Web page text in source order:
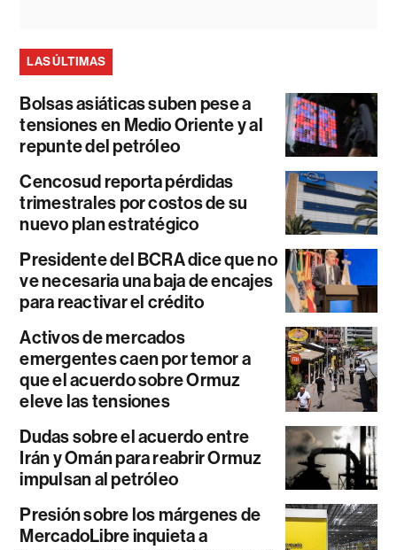
LAS ÚLTIMAS
Bolsas asiáticas suben pese a
tensiones en Medio Oriente y al
repunte del petróleo
Cencosud reporta pérdidas
trimestrales por costos de su
nuevo plan estratégico
Presidente del BCRA dice que no
ve necesaria una baja de encajes
para reactivar el crédito
Activos de mercados
emergentes caen por temor a
que el acuerdo sobre Ormuz
eleve las tensiones
Dudas sobre el acuerdo entre
Irán y Omán para reabrir Ormuz
impulsan al petróleo
Presión sobre los márgenes de
MercadoLibre inquieta a